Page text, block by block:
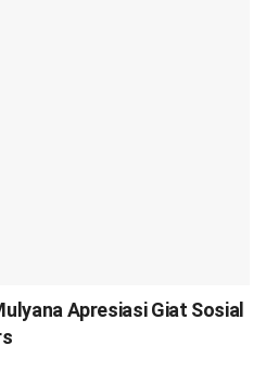
Apresiasi Giat Sosial